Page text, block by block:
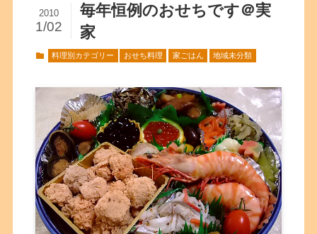
毎年恒例のおせちです＠実
家
2010
1/02
料理別カテゴリー おせち料理 家ごはん 地域未分類